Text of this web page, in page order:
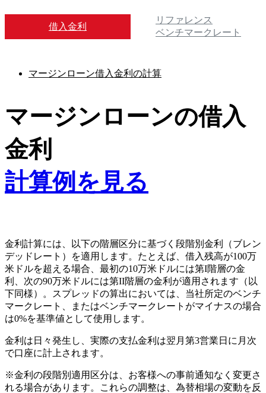
借入金利
リファレンス
ベンチマークレート
マージンローン借入金利の計算
マージンローンの借入
金利
計算例を見る
金利計算には、以下の階層区分に基づく段階別金利（ブレン
デッドレート）を適用します。たとえば、借入残高が100万
米ドルを超える場合、最初の10万米ドルには第I階層の金
利、次の90万米ドルには第II階層の金利が適用されます（以
下同様）。スプレッドの算出においては、当社所定のベンチ
マークレート、またはベンチマークレートがマイナスの場合
は0%を基準値として使用します。
金利は日々発生し、実際の支払金利は翌月第3営業日に月次
で口座に計上されます。
※金利の段階別適用区分は、お客様への事前通知なく変更さ
れる場合があります。これらの調整は、為替相場の変動を反